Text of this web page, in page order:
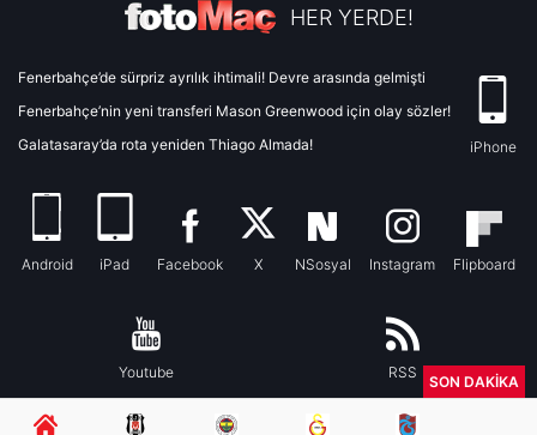
HER YERDE!
Fenerbahçe’de sürpriz ayrılık ihtimali! Devre arasında gelmişti
Fenerbahçe’nin yeni transferi Mason Greenwood için olay sözler!
Galatasaray’da rota yeniden Thiago Almada!
iPhone
Android iPad Facebook X NSosyal Instagram Flipboard
Youtube RSS
SON DAKİKA